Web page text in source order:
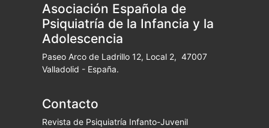
Asociación Española de
Psiquiatría de la Infancia y la
Adolescencia
Paseo Arco de Ladrillo 12, Local 2, 47007
Valladolid - España.
Contacto
Revista de Psiquiatría Infanto-Juvenil